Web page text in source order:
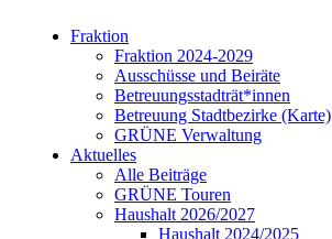
Fraktion
Fraktion 2024-2029
Ausschüsse und Beiräte
Betreuungsstadträt*innen
Betreuung Stadtbezirke (Karte)
GRÜNE Verwaltung
Aktuelles
Alle Beiträge
GRÜNE Touren
Haushalt 2026/2027
Haushalt 2024/2025